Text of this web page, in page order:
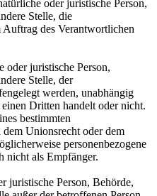
oder juristische Person,
Stelle, die
Auftrag des Verantwortlichen
oder juristische Person,
Stelle, der
werden, unabhängig
Dritten handelt oder nicht.
bestimmten
Unionsrecht oder dem
personenbezogene
nicht als Empfänger.
juristische Person, Behörde,